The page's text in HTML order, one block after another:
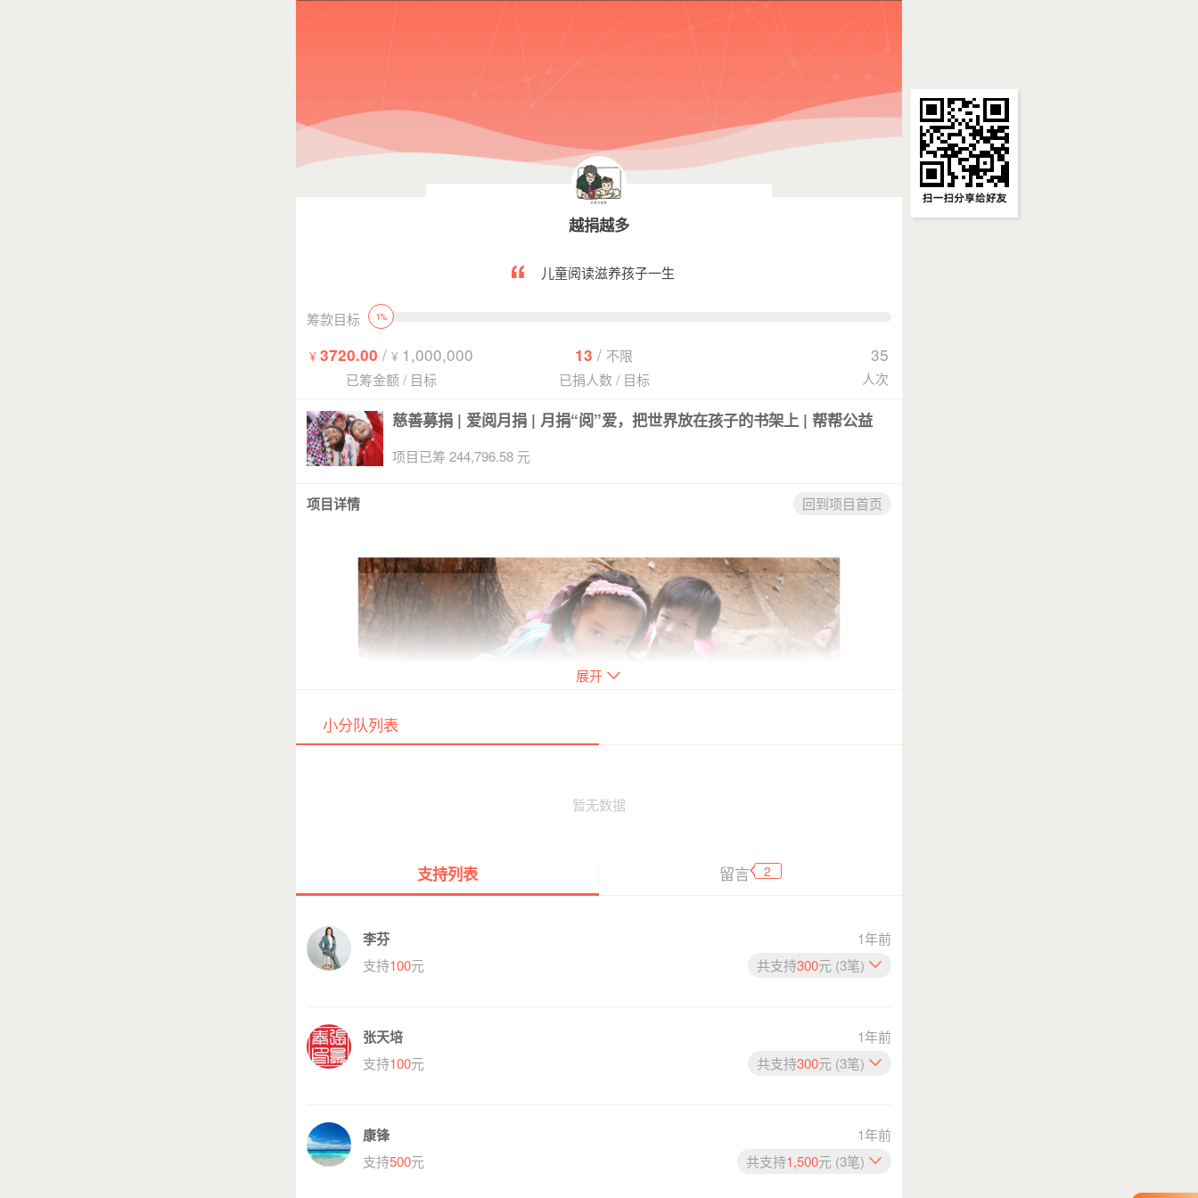
越捐越多
儿童阅读滋养孩子一生
筹款目标 1%
¥ 3720.00 / ¥ 1,000,000
已筹金额/ 目标
13 / 不限
已捐人数 / 目标
35
人次
慈善募捐 | 爱阅月捐 | 月捐“阅”爱，把世界放在孩子的书架上 | 帮帮公益
项目已筹 244,796.58 元
项目详情 回到项目首页
展开
小分队列表
暂无数据
支持列表 留言 2
李芬
1年前
支持100元 共支持300元 (3笔)
张天培
1年前
支持100元 共支持300元 (3笔)
康锋
1年前
支持500元 共支持1,500元 (3笔)